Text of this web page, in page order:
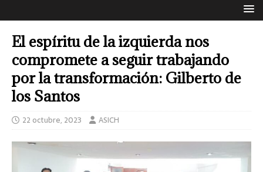
El espíritu de la izquierda nos
compromete a seguir trabajando
por la transformación: Gilberto de
los Santos
22 octubre, 2023 ASICH